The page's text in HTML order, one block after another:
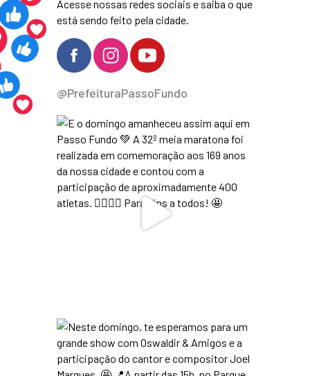
Acesse nossas redes sociais e saiba o que
está sendo feito pela cidade.
@PrefeituraPassoFundo